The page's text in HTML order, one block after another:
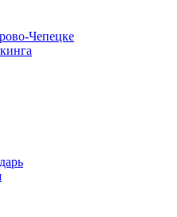
Чепецке